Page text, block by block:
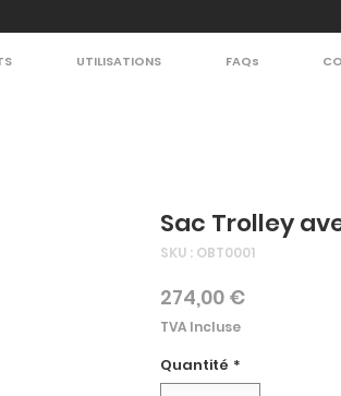
UTILISATIONS FAQs
Sac Trolley
SKU : OBT0001
274,00 €Prix
TVA Incluse
Quantité *